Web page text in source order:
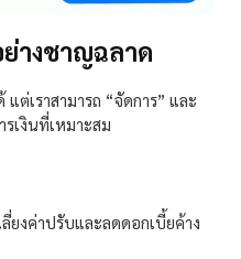
างชาญฉลาด
ต่เราสามารถ “จัดการ” และ
เงินที่เหมาะสม
ยงค่าปรับและลดดอกเบี้ยค้าง